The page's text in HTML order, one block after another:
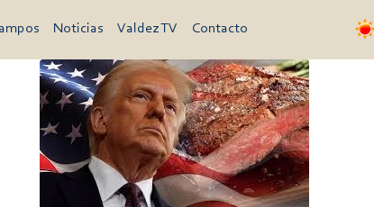
Noticias Valdez TV Contacto